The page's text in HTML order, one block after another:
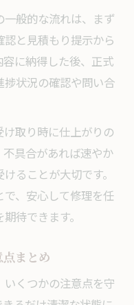
般的な流れは、まず
と見積もり提示から
に納得した後、正式
捗状況の確認や問い合
取り時に仕上がりの
具合があれば速やか
ることが大切です。
、安心して修理を任
待できます。
まとめ
くつかの注意点を守